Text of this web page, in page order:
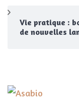
Vie pratique :
de nouvelles